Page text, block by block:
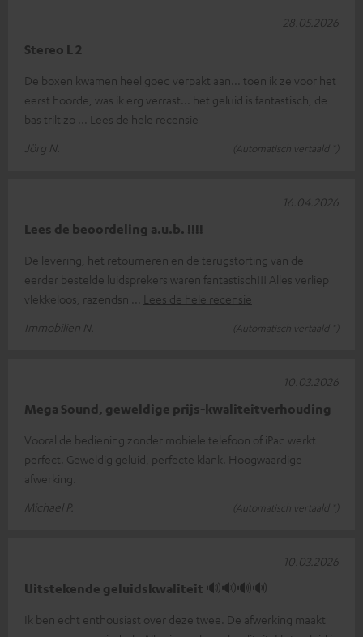
Stereo L 2
De boxen kwamen heel goed verpakt aan... toen ik ze voor het
eerst hoorde, was ik erg verrast... het geluid is fantastisch, de
bas trilt zo
Lees de hele recensie
Jörg N.
(Automatisch vertaald *)
28.05.2026
Lees de beoordeling a.u.b. !!!!
De levering, het retourneren en de terugstorting van de
eerder bestelde luidsprekers waren fantastisch!!! Alles verliep
vlekkeloos, razendsn
Lees de hele recensie
Immobilien N.
(Automatisch vertaald *)
16.04.2026
Mega Sound, geweldige prijs-kwaliteitverhouding
Vooral de bediening zonder mobiele telefoon of iPad werkt
perfect. Geweldig geluid, perfecte klank. Hoogwaardige
afwerking.
Michael P.
(Automatisch vertaald *)
10.03.2026
Uitstekende geluidskwaliteit 🔊🔊🔊🔊
Ik ben echt enthousiast over deze twee. De afwerking maakt
10.03.2026